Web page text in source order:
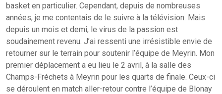
basket en particulier. Cependant, depuis de nombreuses
années, je me contentais de le suivre à la télévision. Mais
depuis un mois et demi, le virus de la passion est
soudainement revenu. J’ai ressenti une irrésistible envie de
retourner sur le terrain pour soutenir l’équipe de Meyrin. Mon
premier déplacement a eu lieu le 2 avril, à la salle des
Champs-Fréchets à Meyrin pour les quarts de finale. Ceux-ci
se déroulent en match aller-retour contre l’équipe de Blonay